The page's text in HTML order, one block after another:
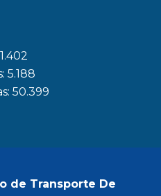
r
1.402
5.188
50.399
de Transporte De